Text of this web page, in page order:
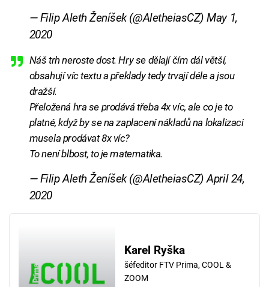
— Filip Aleth Ženíšek (@AletheiasCZ)May 1,
2020
Náš trh neroste dost. Hry se dělají čím dál větší,
obsahují víc textu a překlady tedy trvají déle a jsou
dražší.
Přeložená hra se prodává třeba 4x víc, ale co je to
platné, když by se na zaplacení nákladů na lokalizaci
musela prodávat 8x víc?
To není blbost, to je matematika.
— Filip Aleth Ženíšek (@AletheiasCZ)April 24,
2020
Karel Ryška
šéfeditor FTV Prima, COOL &
ZOOM